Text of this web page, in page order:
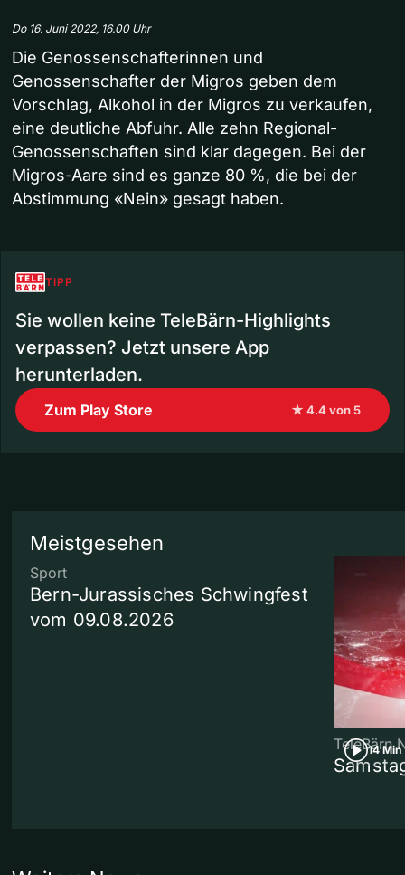
Do 16. Juni 2022, 16.00 Uhr
Die Genossenschafterinnen und
Genossenschafter der Migros geben dem
Vorschlag, Alkohol in der Migros zu verkaufen,
eine deutliche Abfuhr. Alle zehn Regional-
Genossenschaften sind klar dagegen. Bei der
Migros-Aare sind es ganze 80 %, die bei der
Abstimmung «Nein» gesagt haben.
TIPP
Sie wollen keine TeleBärn-Highlights
verpassen? Jetzt unsere App
herunterladen.
Zum Play Store ★ 4.4 von 5
Meistgesehen
Sport
Bern-Jurassisches Schwingfest
vom 09.08.2026
14 Min
TeleBärn